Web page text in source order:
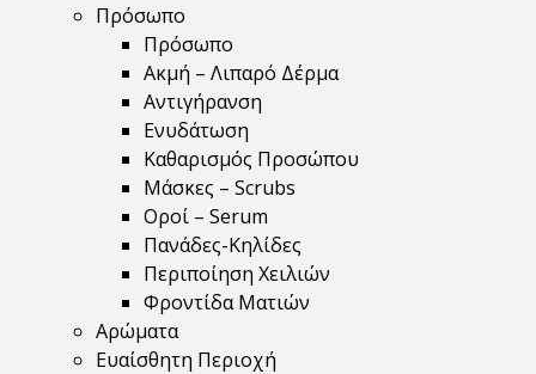
Πρόσωπο
Πρόσωπο
Ακμή – Λιπαρό Δέρμα
Αντιγήρανση
Ενυδάτωση
Καθαρισμός Προσώπου
Μάσκες – Scrubs
Οροί – Serum
Πανάδες-Κηλίδες
Περιποίηση Χειλιών
Φροντίδα Ματιών
Αρώματα
Ευαίσθητη Περιοχή